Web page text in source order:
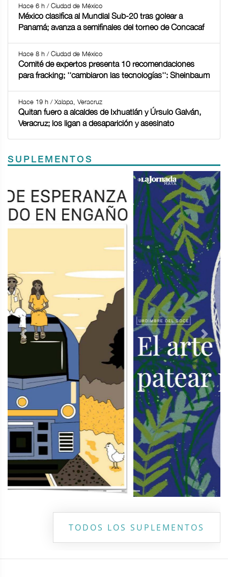
Hace 6 h / Ciudad de México
México clasifica al Mundial Sub-20 tras golear a
Panamá; avanza a semifinales del torneo de Concacaf
Hace 8 h / Ciudad de México
Comité de expertos presenta 10 recomendaciones
para fracking; ''cambiaron las tecnologías'': Sheinbaum
Hace 19 h / Xalapa, Veracruz
Quitan fuero a alcaldes de Ixhuatlán y Úrsulo Galván,
Veracruz; los ligan a desaparición y asesinato
SUPLEMENTOS
Previous Next
TODOS LOS SUPLEMENTOS